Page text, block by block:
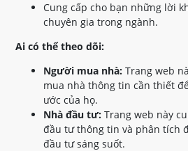
Cung cấp cho bạn những lời
chuyên gia trong ngành.
Ai có thể theo dõi:
Người mua nhà: Trang web
mua nhà thông tin cần thiết
ước của họ.
Nhà đầu tư: Trang web này
đầu tư thông tin và phân tích
đầu tư sáng suốt.